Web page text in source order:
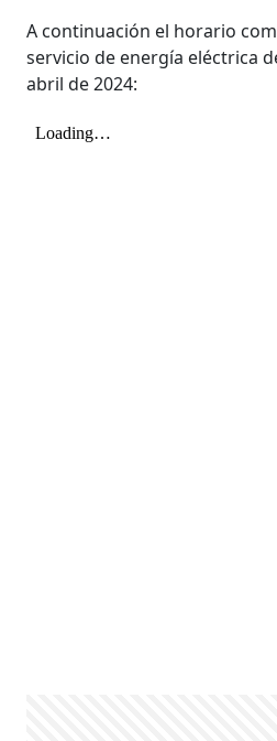
A continuación el horario
servicio de energía eléctrica
abril de 2024: